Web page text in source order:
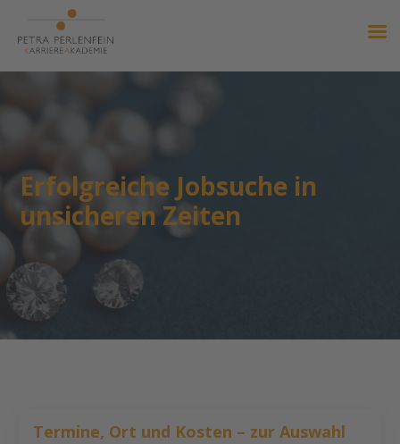
Erfolgreiche Jobsuche in
unsicheren Zeiten
Termine, Ort und Kosten – zur Auswahl